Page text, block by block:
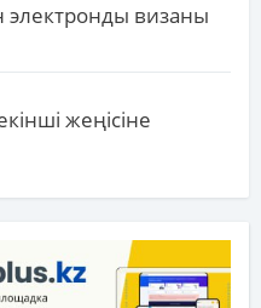
электронды визаны
жеңісіне